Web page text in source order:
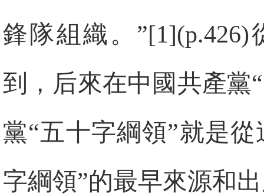
鋒隊組織。
到，后來在中國共產黨
黨“五十字綱領”就是
字綱領”的最早來源和